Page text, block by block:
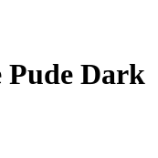
Dark